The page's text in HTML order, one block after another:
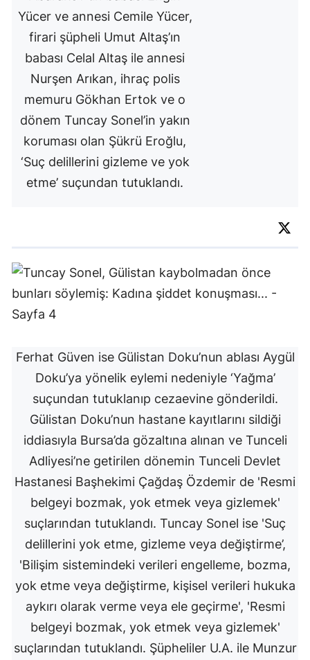
Yücer ve annesi Cemile Yücer,
firari şüpheli Umut Altaş’ın
babası Celal Altaş ile annesi
Nurşen Arıkan, ihraç polis
memuru Gökhan Ertok ve o
dönem Tuncay Sonel’in yakın
koruması olan Şükrü Eroğlu,
‘Suç delillerini gizleme ve yok
etme’ suçundan tutuklandı.
Ferhat Güven ise Gülistan Doku’nun ablası Aygül
Doku’ya yönelik eylemi nedeniyle ‘Yağma’
suçundan tutuklanıp cezaevine gönderildi.
Gülistan Doku’nun hastane kayıtlarını sildiği
iddiasıyla Bursa’da gözaltına alınan ve Tunceli
Adliyesi’ne getirilen dönemin Tunceli Devlet
Hastanesi Başhekimi Çağdaş Özdemir de 'Resmi
belgeyi bozmak, yok etmek veya gizlemek'
suçlarından tutuklandı. Tuncay Sonel ise 'Suç
delillerini yok etme, gizleme veya değiştirme’,
'Bilişim sistemindeki verileri engelleme, bozma,
yok etme veya değiştirme, kişisel verileri hukuka
aykırı olarak verme veya ele geçirme', 'Resmi
belgeyi bozmak, yok etmek veya gizlemek'
suçlarından tutuklandı. Şüpheliler U.A. ile Munzur